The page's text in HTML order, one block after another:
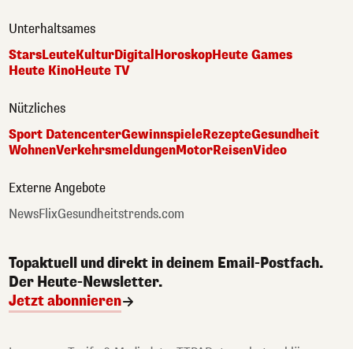
Unterhaltsames
StarsLeuteKulturDigital HoroskopHeute Games
Heute KinoHeute TV
Nützliches
Sport DatencenterGewinnspieleRezepteGesundheit
WohnenVerkehrsmeldungenMotorReisenVideo
Externe Angebote
NewsFlixGesundheitstrends.com
Topaktuell und direkt in deinem Email-Postfach.
Der Heute-Newsletter.
Jetzt abonnieren